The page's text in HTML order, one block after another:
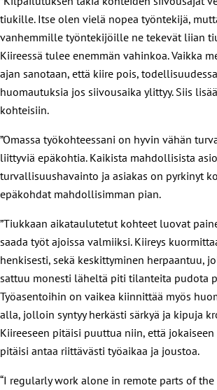
tiukille. Itse olen vielä nopea työntekijä,
vanhemmille työntekijöille ne tekevät liian
Kiireessä tulee enemmän vahinkoa. Vaikka
ajan sanotaan, että kiire pois,
huomautuksia jos siivousaika ylittyy. Siis
kohteisiin.
”Omassa työkohteessani on hyvin vähän
liittyviä epäkohtia. Kaikista mahdollisista
turvallisuushavainto ja asiakas on pyrkinyt
epäkohdat mahdollisimman pian.
”Tiukkaan aikataulutetut kohteet luovat
saada työt ajoissa valmiiksi. Kiireys
henkisesti, sekä keskittyminen herpaantuu,
sattuu monesti läheltä piti tilanteita pudota
Työasentoihin on vaikea kiinnittää myös
alla, jolloin syntyy herkästi särkyä ja kipuja
Kiireeseen pitäisi puuttua niin, että jokaiseen
pitäisi antaa riittävästi työaikaa ja joustoa.
“I regularly work alone in remote parts of